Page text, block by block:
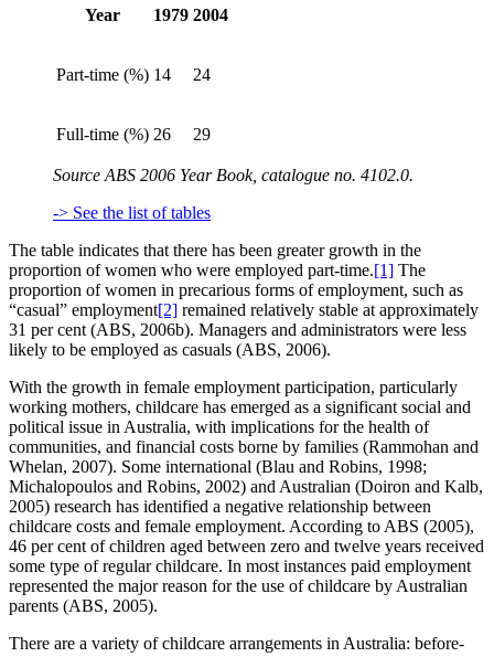
Year 1979 2004
Part-time (%) 14 24
Full-time (%) 26 29
Source ABS 2006 Year Book, catalogue no. 4102.0.
-> See the list of tables
The table indicates that there has been greater growth in the
proportion of women who were employed part-time.[1] The
proportion of women in precarious forms of employment, such as
“casual” employment[2] remained relatively stable at approximately
31 per cent (ABS, 2006b). Managers and administrators were less
likely to be employed as casuals (ABS, 2006).
With the growth in female employment participation, particularly
working mothers, childcare has emerged as a significant social and
political issue in Australia, with implications for the health of
communities, and financial costs borne by families (Rammohan and
Whelan, 2007). Some international (Blau and Robins, 1998;
Michalopoulos and Robins, 2002) and Australian (Doiron and Kalb,
2005) research has identified a negative relationship between
childcare costs and female employment. According to ABS (2005),
46 per cent of children aged between zero and twelve years received
some type of regular childcare. In most instances paid employment
represented the major reason for the use of childcare by Australian
parents (ABS, 2005).
There are a variety of childcare arrangements in Australia: before-